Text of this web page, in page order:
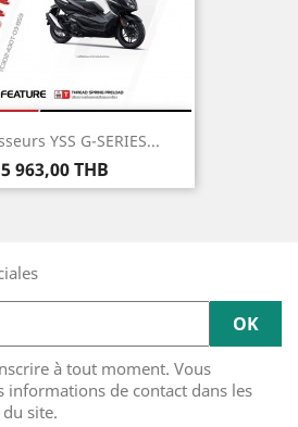
YSS G-SERIES...
Prix
5 963,00 THB
à tout moment. Vous
informations de contact dans les
site.